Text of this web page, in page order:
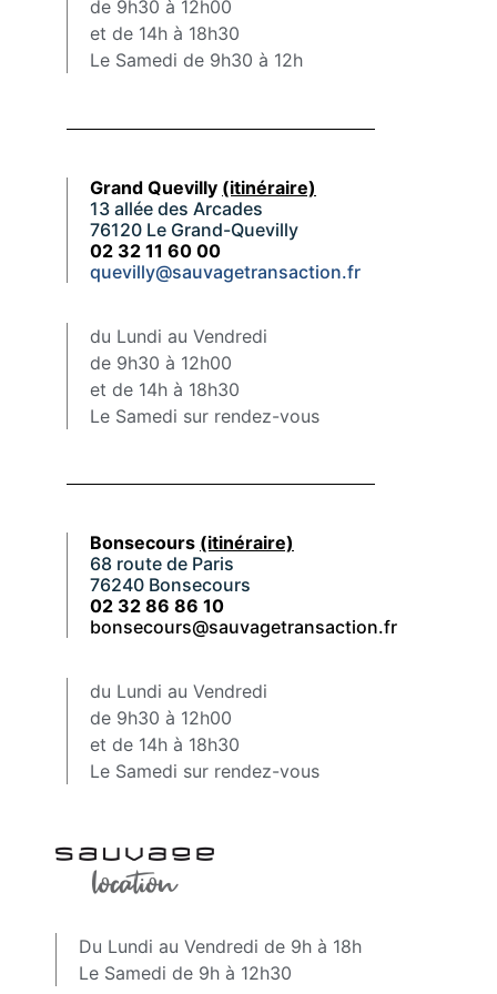
de 9h30 à 12h00
et de 14h à 18h30
Le Samedi de 9h30 à 12h
Grand Quevilly (itinéraire)
13 allée des Arcades
76120 Le Grand-Quevilly
02 32 11 60 00
quevilly@sauvagetransaction.fr
du Lundi au Vendredi
de 9h30 à 12h00
et de 14h à 18h30
Le Samedi sur rendez-vous
Bonsecours (itinéraire)
68 route de Paris
76240 Bonsecours
02 32 86 86 10
bonsecours@sauvagetransaction.fr
du Lundi au Vendredi
de 9h30 à 12h00
et de 14h à 18h30
Le Samedi sur rendez-vous
Du Lundi au Vendredi de 9h à 18h
Le Samedi de 9h à 12h30